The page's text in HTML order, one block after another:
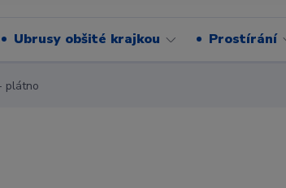
Ubrusy obšité krajkou Prostírání
plátno